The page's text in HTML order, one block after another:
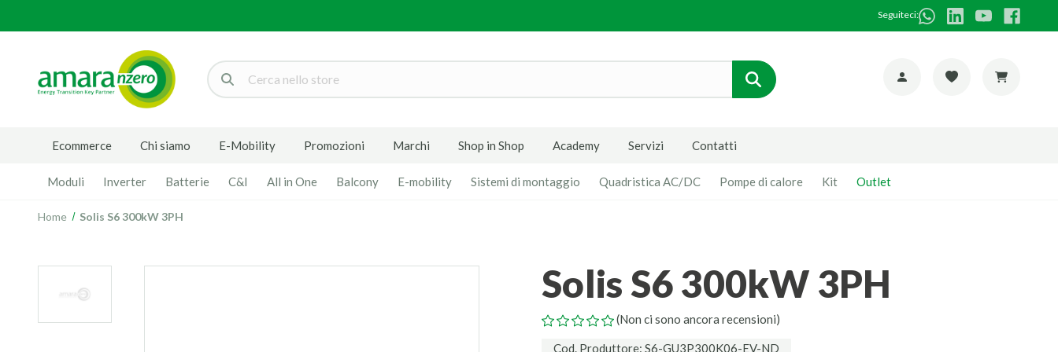
Seguiteci:
Cerca
Ecommerce Chi siamo E-Mobility Promozioni Marchi Shop in Shop Academy Servizi Contatti
Moduli Inverter Batterie C&I All in One Balcony E-mobility Sistemi di montaggio Quadristica AC/DC Pompe di calore Kit Outlet
Home Solis S6 300kW 3PH
Solis S6 300kW 3PH
(Non ci sono ancora recensioni)
Cod. Produttore: S6-GU3P300K06-EV-ND